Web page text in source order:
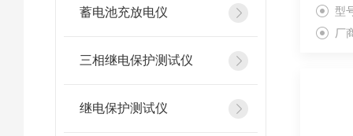
蓄电池充放电仪
三相继电保护测试仪
继电保护测试仪
型
厂